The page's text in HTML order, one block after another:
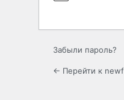
Забыли пароль?
← Перейти к